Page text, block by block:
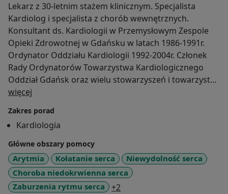
Lekarz z 30-letnim stażem klinicznym. Specjalista
Kardiolog i specjalista z chorób wewnętrznych.
Konsultant ds. Kardiologii w Przemysłowym Zespole
Opieki Zdrowotnej w Gdańsku w latach 1986-1991r.
Ordynator Oddziału Kardiologii 1992-2004r. Członek
Rady Ordynatorów Towarzystwa Kardiologicznego
Oddział Gdańsk oraz wielu stowarzyszeń i towarzystw
naukowych krajowych i zagranicznych.
Intensywnym Nadzorem Kardiologicznym oraz całą
diagnostyką kardiologiczną (7 pracowni) w Szpitalu
Stoczni Gdańskiej, który uzyskał rangę Oddziału
szkoleniowego
Wyszkoliła 34 lekarzy specjalistów z zakresu chorób
wewnętrznych oraz kardiologii
więcej
Zakres porad
Kardiologia
Główne obszary pomocy
Arytmia Kołatanie serca
Niewydolność serca
Choroba niedokrwienna serca
Zaburzenia rytmu serca
+2